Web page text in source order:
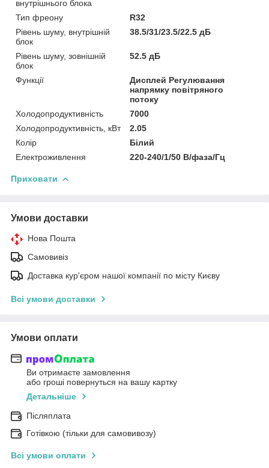
внутрішнього блока
Тип фреону
R32
Рівень шуму, внутрішній
блок
38.5/31/23.5/22.5 дБ
Рівень шуму, зовнішній
блок
52.5 дБ
Функції
Дисплей Регулювання
напрямку повітряного
потоку
Холодопродуктивність
7000
Холодопродуктивність, кВт
2.05
Колір
Білий
Електроживлення
220-240/1/50 В/фаза/Гц
Приховати
Умови доставки
Нова Пошта
Самовивіз
Доставка кур'єром нашої компанії по місту Києву
Всі умови доставки
Умови оплати
Ви отримаєте замовлення
або гроші повернуться на вашу картку
Детальніше
Післяплата
Готівкою (тільки для самовивозу)
Всі умови оплати